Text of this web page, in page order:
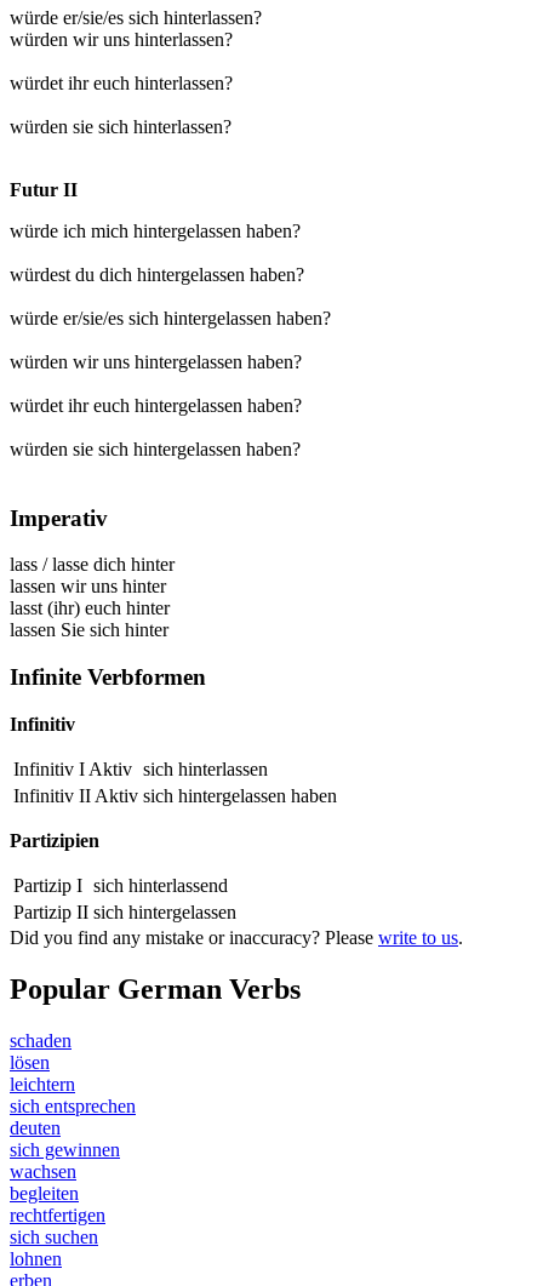
würde er/sie/es sich hinterlassen?
würden wir uns hinterlassen?
würdet ihr euch hinterlassen?
würden sie sich hinterlassen?
Futur II
würde ich mich hintergelassen haben?
würdest du dich hintergelassen haben?
würde er/sie/es sich hintergelassen haben?
würden wir uns hintergelassen haben?
würdet ihr euch hintergelassen haben?
würden sie sich hintergelassen haben?
Imperativ
lass /lasse dich hinter
lassen wir uns hinter
lasst (ihr) euch hinter
lassen Sie sich hinter
Infinite Verbformen
Infinitiv
Infinitiv I Aktiv sich hinterlassen
Infinitiv II Aktiv sich hintergelassen haben
Partizipien
Partizip I sich hinterlassend
Partizip II sich hintergelassen
Did you find any mistake or inaccuracy? Please write to us.
Popular German Verbs
schaden
lösen
leichtern
sich entsprechen
deuten
sich gewinnen
wachsen
begleiten
rechtfertigen
sich suchen
lohnen
erben